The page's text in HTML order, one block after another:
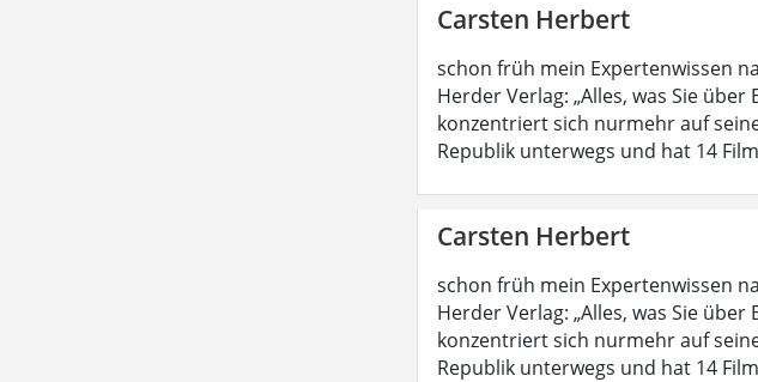
Carsten Herbert
schon früh mein Expertenwissen
Herder Verlag: „Alles, was Sie
konzentriert sich nurmehr auf
Republik unterwegs und hat 14
Carsten Herbert
schon früh mein Expertenwissen
Herder Verlag: „Alles, was Sie
konzentriert sich nurmehr auf
Republik unterwegs und hat 14